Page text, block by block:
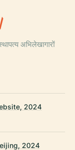
अभिलेखागारों
2024
2024